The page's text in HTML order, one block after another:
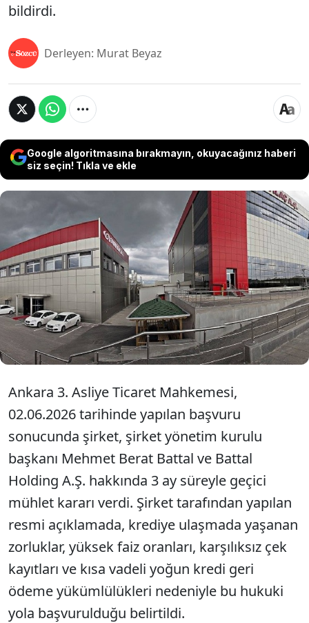
bildirdi.
Derleyen: Murat Beyaz
Google algoritmasına bırakmayın, okuyacağınız haberi
siz seçin! Tıkla ve ekle
Borsa İstanbul'da (BIST) "TRILC" koduyla işlem
gören Türk İlaç ve Serum Sanayi A.Ş., finansal
sıkışıklık ve nakit akış dengesinin bozulması
gerekçesiyle mahkemeye başvurarak
konkordato kararı aldığını Kamuyu Aydınlatma
Platformu'na (KAP) bildirdi.
Ankara 3. Asliye Ticaret Mahkemesi,
02.06.2026 tarihinde yapılan başvuru
sonucunda şirket, şirket yönetim kurulu
başkanı Mehmet Berat Battal ve Battal
Holding A.Ş. hakkında 3 ay süreyle geçici
mühlet kararı verdi. Şirket tarafından yapılan
resmi açıklamada, krediye ulaşmada yaşanan
zorluklar, yüksek faiz oranları, karşılıksız çek
kayıtları ve kısa vadeli yoğun kredi geri
ödeme yükümlülükleri nedeniyle bu hukuki
yola başvurulduğu belirtildi.